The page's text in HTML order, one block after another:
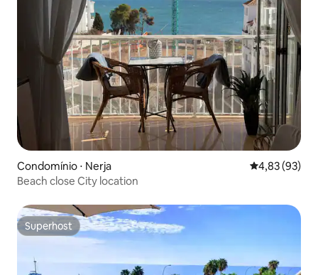
Condomínio ⋅ Nerja 4,83 de uma
4,83 (93)
Beach close City location
Superhost
Superhost